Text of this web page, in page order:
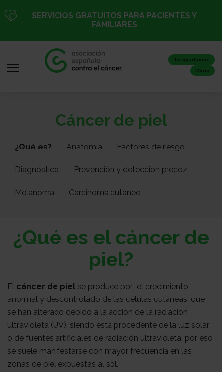
al
principal
SERVICIOS GRATUITOS PARA PACIENTES Y
FAMILIARES
Te ayudamos
Dona
Registro
Inicio
Sobre
Todo
sobre
Investigación
cáncer
Cáncer de piel
¿Qué es? Anatomía Factores de riesgo
Diagnóstico Prevención y detección precoz
Melanoma Carcinoma cutáneo
¿Qué es el cáncer de
piel?
El cáncer de piel se produce por el crecimiento
anormal y descontrolado de las células cutáneas, que
se han alterado debido a la acción de la radiación
ultravioleta (UV), siendo ésta procedente de la luz solar
o de fuentes artificiales de radiación ultravioleta, por eso
se suele manifestarse con mayor frecuencia en las
zonas de piel expuestas al sol.